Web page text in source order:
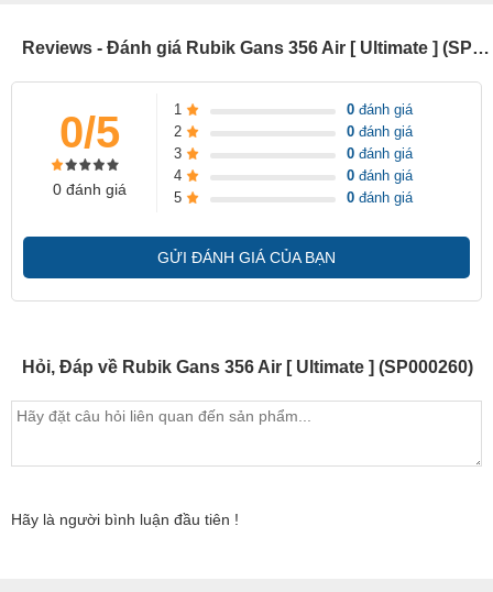
Reviews - Đánh giá Rubik Gans 356 Air [ Ultimate ] (SP000260)
0/5
0 đánh giá
1 0 đánh giá
2
0 đánh giá
3
0 đánh giá
4
0 đánh giá
5
0 đánh giá
GỬI ĐÁNH GIÁ CỦA BẠN
Hỏi, Đáp về Rubik Gans 356 Air [ Ultimate ] (SP000260)
Hãy là người bình luận đầu tiên !